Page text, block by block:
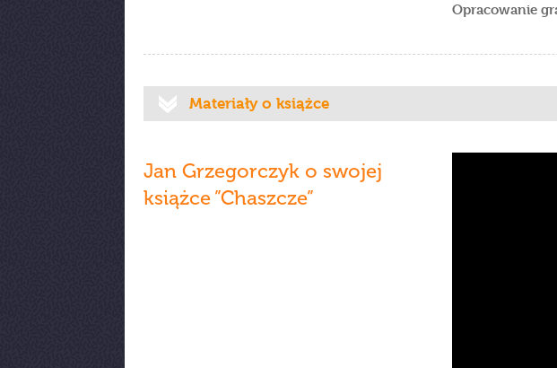
Opracowanie
Materiały o książce
Jan Grzegorczyk o swojej
książce ”Chaszcze”